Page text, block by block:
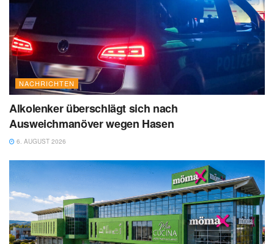
NACHRICHTEN
Alkolenker überschlägt sich nach
Ausweichmanöver wegen Hasen
6. AUGUST 2026